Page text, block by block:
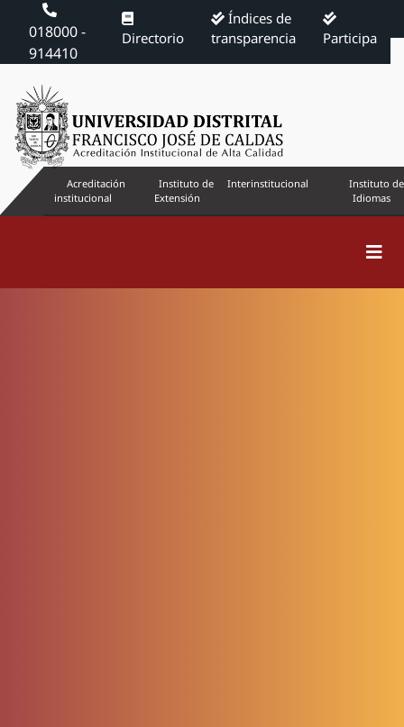
018000 -
914410
Directorio
Índices de
transparencia
Participa
Acreditación
institucional
Instituto de
Extensión
Interinstitucional
Instituto de
Idiomas